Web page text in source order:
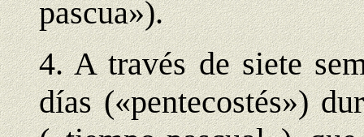
pascua»).
4. A través de siete
días («pentecostés»)